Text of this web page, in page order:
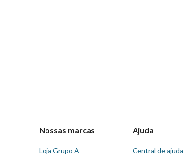
Nossas marcas
Loja Grupo A
Ajuda
Central de ajuda